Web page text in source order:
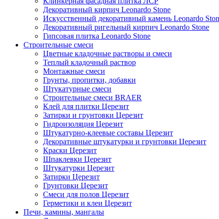
Декоративный кирпич Leonardo Stone
Искусственный декоративный камень Leonardo
Декоративный ригельный кирпич Leonardo Stone
Гипсовая плитка Leonardo Stone
Строительные смеси
Цветные кладочные растворы и смеси
Теплый кладочный раствор
Монтажные смеси
Грунты, пропитки, добавки
Штукатурные смеси
Строительные смеси BRAER
Клей для плитки Церезит
Затирки и грунтовки Церезит
Гидроизоляция Церезит
Штукатурно-клеевые составы Церезит
Декоративные штукатурки и грунтовки Церезит
Краски Церезит
Шпаклевки Церезит
Штукатурки Церезит
Затирки Церезит
Грунтовки Церезит
Смеси для полов Церезит
Герметики и клеи Церезит
Печи, камины, мангалы